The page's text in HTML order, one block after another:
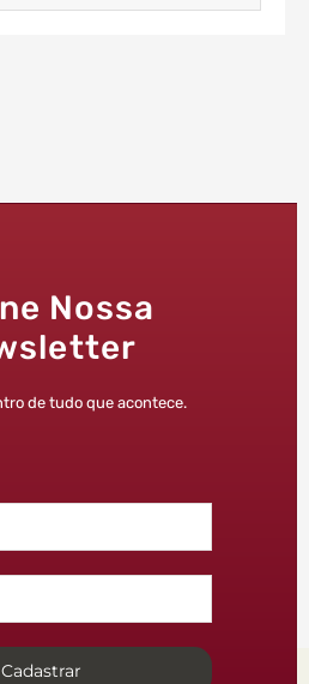
Nossa
de tudo que acontece.
Cadastrar